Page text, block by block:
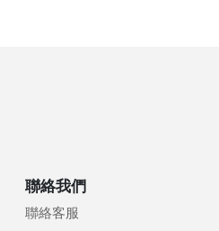
聯絡我們
聯絡客服